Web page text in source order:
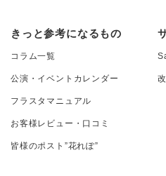
きっと参考になるもの
コラム一覧
公演・イベントカレンダー
フラスタマニュアル
お客様レビュー・口コミ
皆様のポスト”花れぽ”